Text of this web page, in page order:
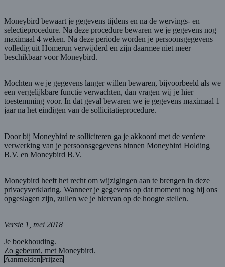
Moneybird bewaart je gegevens tijdens en na de wervings- en
selectieprocedure. Na deze procedure bewaren we je gegevens nog
maximaal 4 weken. Na deze periode worden je persoonsgegevens
volledig uit Homerun verwijderd en zijn daarmee niet meer
beschikbaar voor Moneybird.
Mochten we je gegevens langer willen bewaren, bijvoorbeeld als we
een vergelijkbare functie verwachten, dan vragen wij je hier
toestemming voor. In dat geval bewaren we je gegevens maximaal 1
jaar na het eindigen van de sollicitatieprocedure.
Door bij Moneybird te solliciteren ga je akkoord met de verdere
verwerking van je persoonsgegevens binnen Moneybird Holding
B.V. en Moneybird B.V.
Moneybird heeft het recht om wijzigingen aan te brengen in deze
privacyverklaring. Wanneer je gegevens op dat moment nog bij ons
opgeslagen zijn, zullen we je hiervan op de hoogte stellen.
Versie 1, mei 2018